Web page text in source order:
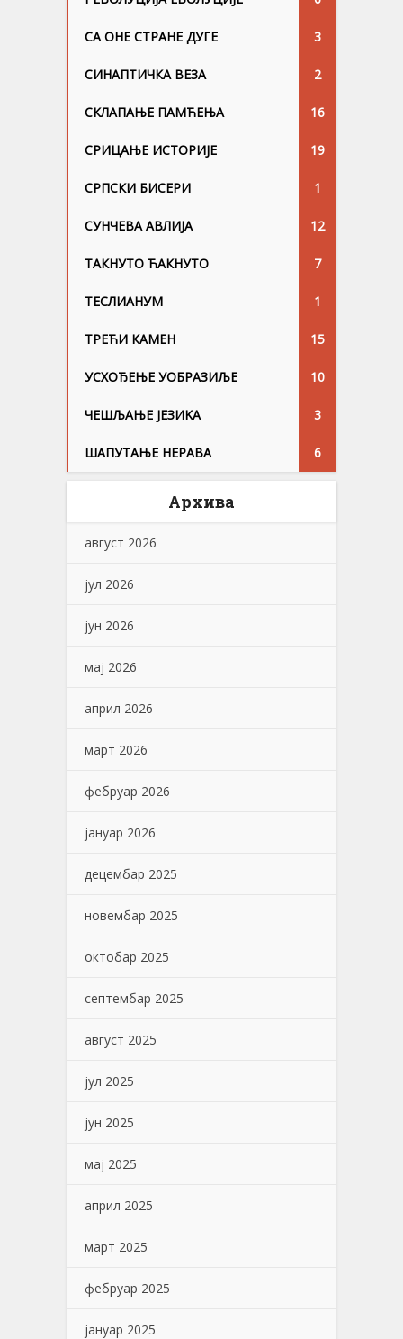
СА ОНЕ СТРАНЕ ДУГЕ 3
СИНАПТИЧКА ВЕЗА 2
СКЛАПАЊЕ ПАМЋЕЊА 16
СРИЦАЊЕ ИСТОРИЈЕ 19
СРПСКИ БИСЕРИ 1
СУНЧЕВА АВЛИЈА 12
ТАКНУТО ЋАКНУТО 7
ТЕСЛИАНУМ 1
ТРЕЋИ КАМЕН 15
УСХОЂЕЊЕ УОБРАЗИЉЕ 10
ЧЕШЉАЊЕ ЈЕЗИKА 3
ШАПУТАЊЕ НЕРАВА 6
Архива
август 2026
јул 2026
јун 2026
мај 2026
април 2026
март 2026
фебруар 2026
јануар 2026
децембар 2025
новембар 2025
октобар 2025
септембар 2025
август 2025
јул 2025
јун 2025
мај 2025
април 2025
март 2025
фебруар 2025
јануар 2025